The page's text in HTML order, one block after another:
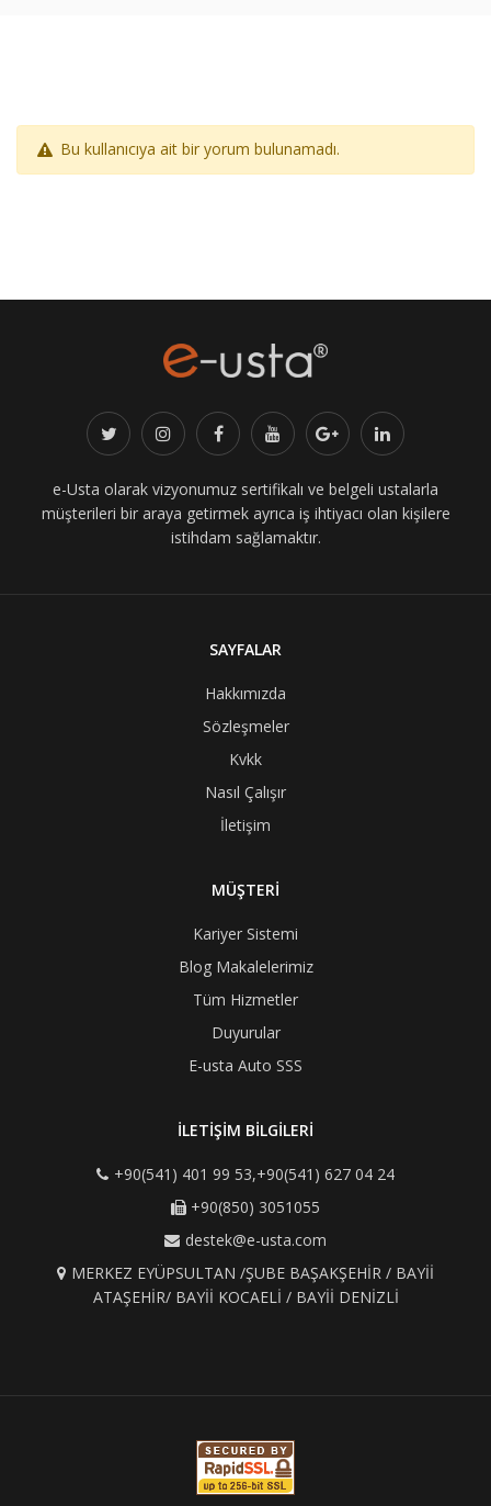
Bu kullanıcıya ait bir yorum bulunamadı.
e-Usta olarak vizyonumuz sertifikalı ve belgeli ustalarla
müşterileri bir araya getirmek ayrıca iş ihtiyacı olan kişilere
istihdam sağlamaktır.
SAYFALAR
Hakkımızda
Sözleşmeler
Kvkk
Nasıl Çalışır
İletişim
MÜŞTERİ
Kariyer Sistemi
Blog Makalelerimiz
Tüm Hizmetler
Duyurular
E-usta Auto SSS
İLETİŞİM BİLGİLERİ
+90(541) 401 99 53,+90(541) 627 04 24
+90(850) 3051055
destek@e-usta.com
MERKEZ EYÜPSULTAN /ŞUBE BAŞAKŞEHİR / BAYİİ
ATAŞEHİR/ BAYİİ KOCAELİ / BAYİİ DENİZLİ